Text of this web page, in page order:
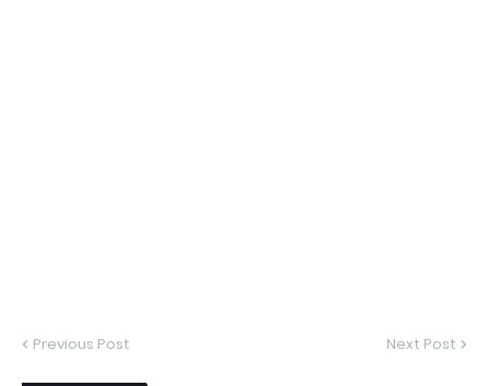
Previous Post Next Post